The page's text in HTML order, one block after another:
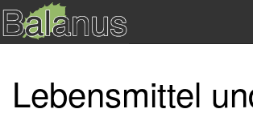
Lebensmittel